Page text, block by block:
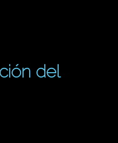
del